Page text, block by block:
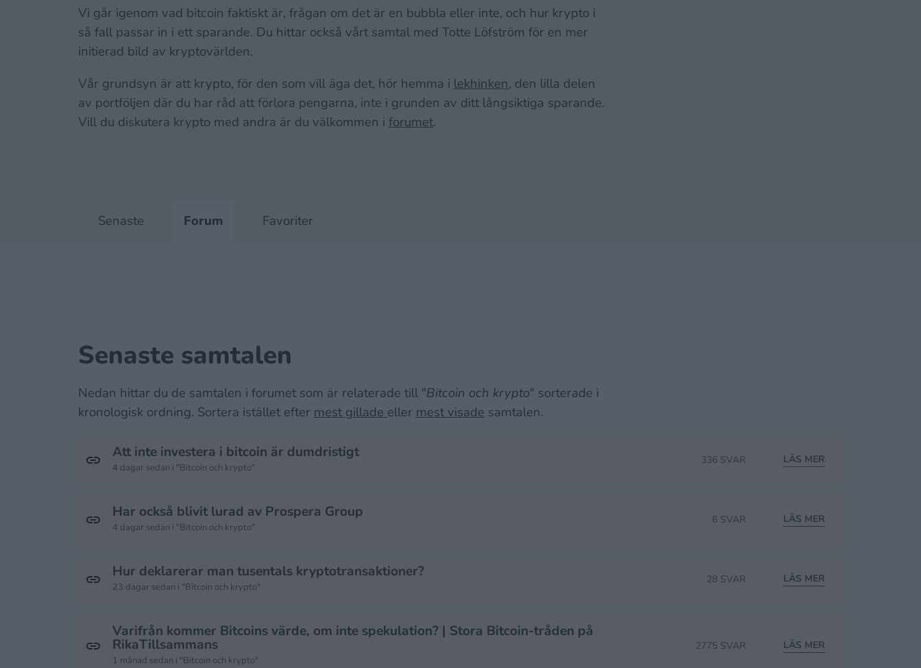
Vi går igenom vad bitcoin faktiskt är, frågan om det är en bubbla eller inte, och hur krypto i
så fall passar in i ett sparande. Du hittar också vårt samtal med Totte Löfström för en mer
initierad bild av kryptovärlden.
Vår grundsyn är att krypto, för den som vill äga det, hör hemma i lekhinken, den lilla delen
av portföljen där du har råd att förlora pengarna, inte i grunden av ditt långsiktiga sparande.
Vill du diskutera krypto med andra är du välkommen i forumet.
Senaste Forum Favoriter
Senaste samtalen
Nedan hittar du de samtalen i forumet som är relaterade till "Bitcoin och krypto" sorterade i
kronologisk ordning. Sortera istället efter mest gillade eller mest visade samtalen.
Att inte investera i bitcoin är dumdristigt
4 dagar sedan i "Bitcoin och krypto"
336 SVAR LÄS MER
Har också blivit lurad av Prospera Group
4 dagar sedan i "Bitcoin och krypto"
6 SVAR LÄS MER
Hur deklarerar man tusentals kryptotransaktioner?
23 dagar sedan i "Bitcoin och krypto"
28 SVAR LÄS MER
Varifrån kommer Bitcoins värde, om inte spekulation? | Stora Bitcoin-tråden på
RikaTillsammans
1 månad sedan i "Bitcoin och krypto"
2775 SVAR LÄS MER